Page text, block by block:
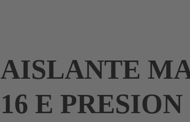
AISLANTE
16 E PRESION